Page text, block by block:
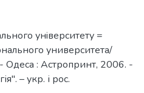
унiверситету =
университета/
Одеса : Астропринт, 2006. -
– укр. і рос.